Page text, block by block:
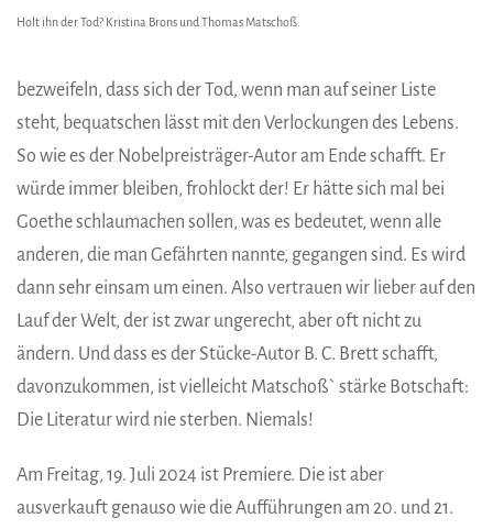
Holt ihn der Tod? Kristina Brons und Thomas Matschoß.
bezweifeln, dass sich der Tod, wenn man auf seiner Liste
steht, bequatschen lässt mit den Verlockungen des Lebens.
So wie es der Nobelpreisträger-Autor am Ende schafft. Er
würde immer bleiben, frohlockt der! Er hätte sich mal bei
Goethe schlaumachen sollen, was es bedeutet, wenn alle
anderen, die man Gefährten nannte, gegangen sind. Es wird
dann sehr einsam um einen. Also vertrauen wir lieber auf den
Lauf der Welt, der ist zwar ungerecht, aber oft nicht zu
ändern. Und dass es der Stücke-Autor B. C. Brett schafft,
davonzukommen, ist vielleicht Matschoß` stärke Botschaft:
Die Literatur wird nie sterben. Niemals!
Am Freitag, 19. Juli 2024 ist Premiere. Die ist aber
ausverkauft genauso wie die Aufführungen am 20. und 21.